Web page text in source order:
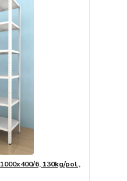
6, 130kg/pol.,